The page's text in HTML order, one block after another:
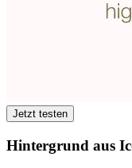
Jetzt testen
Hintergrund aus